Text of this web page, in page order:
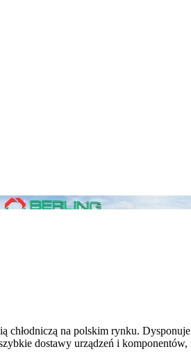
chłodniczą na polskim rynku.
dostawy urządzeń i komponentów,